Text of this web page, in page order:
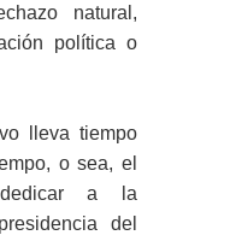
natural,
política o
lleva tiempo
o sea, el
a la
del